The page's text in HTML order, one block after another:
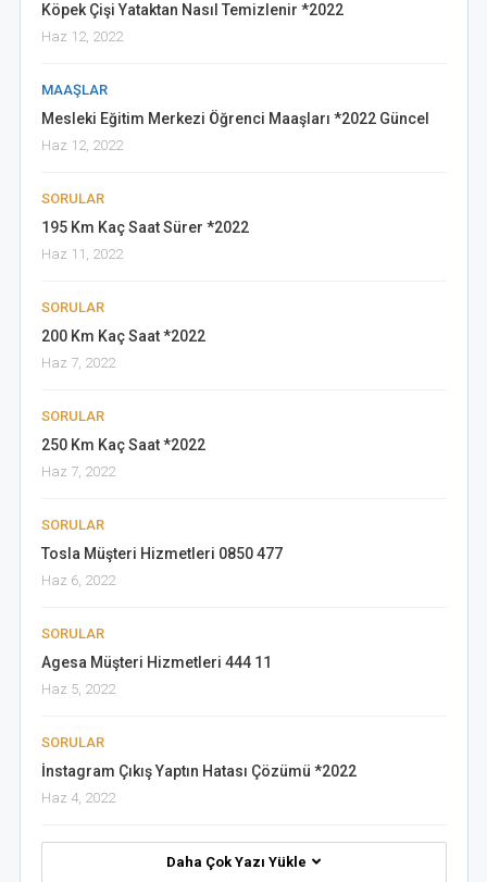
Köpek Çişi Yataktan Nasıl Temizlenir *2022
Haz 12, 2022
MAAŞLAR
Mesleki Eğitim Merkezi Öğrenci Maaşları *2022 Güncel
Haz 12, 2022
SORULAR
195 Km Kaç Saat Sürer *2022
Haz 11, 2022
SORULAR
200 Km Kaç Saat *2022
Haz 7, 2022
SORULAR
250 Km Kaç Saat *2022
Haz 7, 2022
SORULAR
Tosla Müşteri Hizmetleri 0850 477
Haz 6, 2022
SORULAR
Agesa Müşteri Hizmetleri 444 11
Haz 5, 2022
SORULAR
İnstagram Çıkış Yaptın Hatası Çözümü *2022
Haz 4, 2022
Daha Çok Yazı Yükle